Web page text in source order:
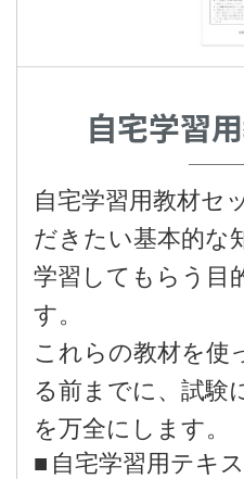
自宅学習
自宅学習用教材セ
だきたい基本的な
学習してもらう目
す。
これらの教材を使
る前までに、試験
を万全にします。
自宅学習用テキ